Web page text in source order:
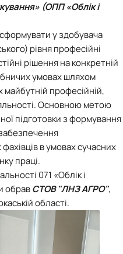
мов
підтримка
вчених
НУБіП України
пам'ятки
діяльність
комплекс, лісове і
України
автору
НТЗ
НУБіП України
НУБіП України (English)
науково-
та організації
технічних заходів
послуг
«Голосіївська ініціатива
України
і професори НУБіП України
кур'єр
університету
інформації
особа з питань запобігання
антикорупційного
України
правові акти
акти НУБіП України
ресурси НАЗК
НАЗК
заходи
(ОПП «Облік і
у здобувача
рівня професійні
рішення на конкретній
умовах шляхом
майбутній професійній,
Основною метою
підготовки з формування
в умовах сучасних
праці.
071 «Облік і
обравСТОВ "ЛНЗ АГРО",
області.